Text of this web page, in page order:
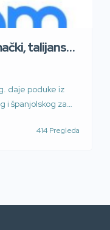
talijanski i
daje poduke iz
i španjolskog za
G. Deželića.
414 Pregleda